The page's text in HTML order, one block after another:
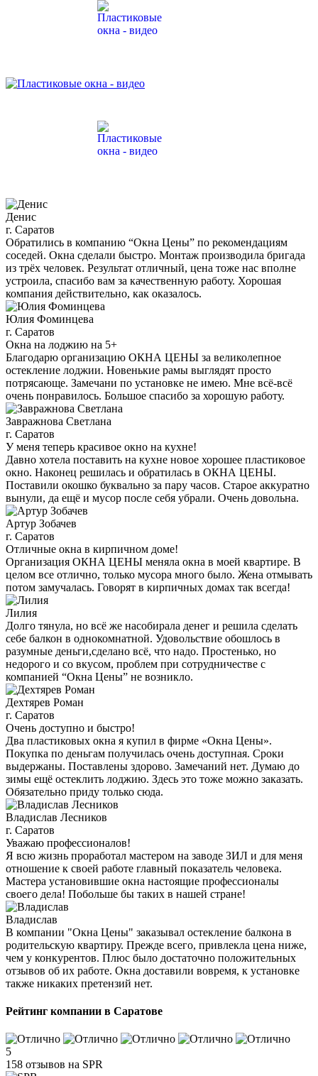
Денис
г. Саратов
Обратились в компанию “Окна Цены” по рекомендациям
соседей. Окна сделали быстро. Монтаж производила бригада
из трёх человек. Результат отличный, цена тоже нас вполне
устроила, спасибо вам за качественную работу. Хорошая
компания действительно, как оказалось.
Юлия Фоминцева
г. Саратов
Окна на лоджию на 5+
Благодарю организацию ОКНА ЦЕНЫ за великолепное
остекление лоджии. Новенькие рамы выглядят просто
потрясающе. Замечани по установке не имею. Мне всё-всё
очень понравилось. Большое спасибо за хорошую работу.
Завражнова Светлана
г. Саратов
У меня теперь красивое окно на кухне!
Давно хотела поставить на кухне новое хорошее пластиковое
окно. Наконец решилась и обратилась в ОКНА ЦЕНЫ.
Поставили окошко буквально за пару часов. Старое аккуратно
вынули, да ещё и мусор после себя убрали. Очень довольна.
Артур Зобачев
г. Саратов
Отличные окна в кирпичном доме!
Организация ОКНА ЦЕНЫ меняла окна в моей квартире. В
целом все отлично, только мусора много было. Жена отмывать
потом замучалась. Говорят в кирпичных домах так всегда!
Лилия
Долго тянула, но всё же насобирала денег и решила сделать
себе балкон в однокомнатной. Удовольствие обошлось в
разумные деньги,сделано всё, что надо. Простенько, но
недорого и со вкусом, проблем при сотрудничестве с
компанией “Окна Цены” не возникло.
Дехтярев Роман
г. Саратов
Очень доступно и быстро!
Два пластиковых окна я купил в фирме «Окна Цены».
Покупка по деньгам получилась очень доступная. Сроки
выдержаны. Поставлены здорово. Замечаний нет. Думаю до
зимы ещё остеклить лоджию. Здесь это тоже можно заказать.
Обязательно приду только сюда.
Владислав Лесников
г. Саратов
Уважаю профессионалов!
Я всю жизнь проработал мастером на заводе ЗИЛ и для меня
отношение к своей работе главный показатель человека.
Мастера установившие окна настоящие профессионалы
своего дела! Побольше бы таких в нашей стране!
Владислав
В компании "Окна Цены" заказывал остекление балкона в
родительскую квартиру. Прежде всего, привлекла цена ниже,
чем у конкурентов. Плюс было достаточно положительных
отзывов об их работе. Окна доставили вовремя, к установке
также никаких претензий нет.
Рейтинг компании в Саратове
5
158 отзывов на SPR